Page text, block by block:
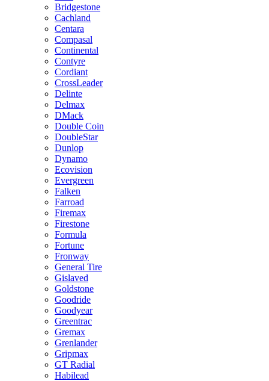
Bridgestone
Cachland
Centara
Compasal
Continental
Contyre
Cordiant
CrossLeader
Delinte
Delmax
DMack
Double Coin
DoubleStar
Dunlop
Dynamo
Ecovision
Evergreen
Falken
Farroad
Firemax
Firestone
Formula
Fortune
Fronway
General Tire
Gislaved
Goldstone
Goodride
Goodyear
Greentrac
Gremax
Grenlander
Gripmax
GT Radial
Habilead